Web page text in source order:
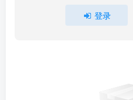
登录